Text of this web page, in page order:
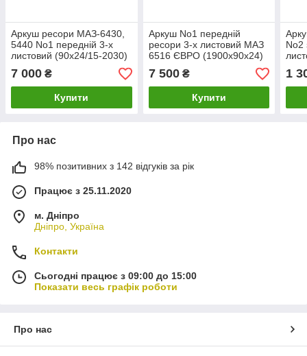
Аркуш ресори МАЗ-6430,
5440 No1 передній 3-х
листовий (90х24/15-2030)
(пр.о КАМАХ)
7 000 ₴
Купити
Аркуш No1 передній
ресори 3-х листовий МАЗ
6516 ЄВРО (1900х90х24)
2 витих вушка (пр.о
КАМАХ)
7 500₴
Купити
No2
1
Про нас
98% позитивних з 142 відгуків за рік
Працює з 25.11.2020
м. Дніпро
Дніпро, Україна
Контакти
Сьогодні працює з 09:00 до 15:00
Показати весь графік роботи
Про нас